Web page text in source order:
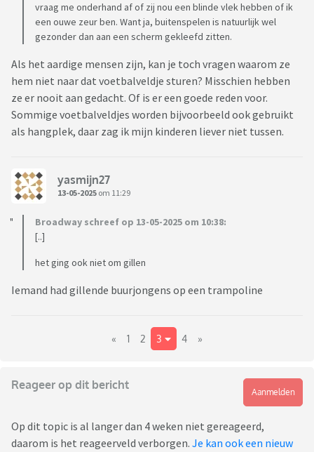
vraag me onderhand af of zij nou een blinde vlek hebben of ik
een ouwe zeur ben. Want ja, buitenspelen is natuurlijk wel
gezonder dan aan een scherm gekleefd zitten.
Als het aardige mensen zijn, kan je toch vragen waarom ze
hem niet naar dat voetbalveldje sturen? Misschien hebben
ze er nooit aan gedacht. Of is er een goede reden voor.
Sommige voetbalveldjes worden bijvoorbeeld ook gebruikt
als hangplek, daar zag ik mijn kinderen liever niet tussen.
yasmijn27
13-05-2025 om 11:29
Broadway schreef op 13-05-2025 om 10:38:
[..]
het ging ook niet om gillen
Iemand had gillende buurjongens op een trampoline
« 1 2 3 4 »
Reageer op dit bericht
Aanmelden
Op dit topic is al langer dan 4 weken niet gereageerd,
daarom is het reageerveld verborgen. Je kan ook een nieuw